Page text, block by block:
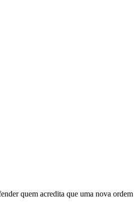
quem acredita que uma nova